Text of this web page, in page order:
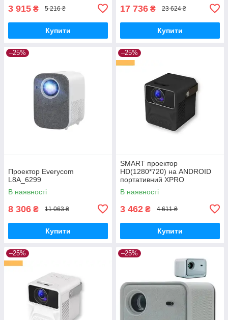
Android для
3 915 ₴ 5 216 ₴
Купити
17 736 ₴ 23 624 ₴
Купити
–25%
Проектор Everycom
L8A_6299
В наявності
8 306 ₴ 11 063 ₴
Купити
–25%
SMART проектор
HD(1280*720) на ANDROID
портативний XPRO
PANOPLUS SOUNDBOX
BLACK(4000 lumen) з
Android для
В наявності
3 462 ₴ 4 611 ₴
Купити
–25% –25%